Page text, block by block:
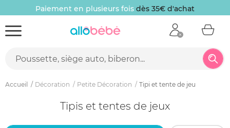
Paiement en plusieurs fois dès 35€ d'achat
Accueil Décoration Petite Décoration Tipi et tente de jeu
Tipis et tentes de jeux